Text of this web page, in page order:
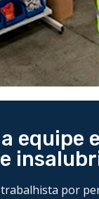
equipe
por